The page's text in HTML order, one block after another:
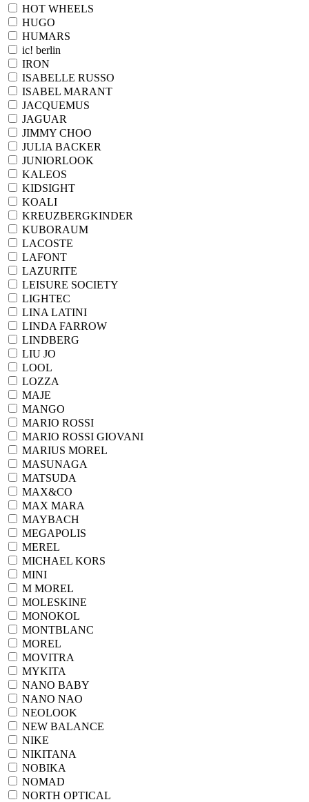
HOT WHEELS
HUGO
HUMARS
ic! berlin
IRON
ISABELLE RUSSO
ISABEL MARANT
JACQUEMUS
JAGUAR
JIMMY CHOO
JULIA BACKER
JUNIORLOOK
KALEOS
KIDSIGHT
KOALI
KREUZBERGKINDER
KUBORAUM
LACOSTE
LAFONT
LAZURITE
LEISURE SOCIETY
LIGHTEC
LINA LATINI
LINDA FARROW
LINDBERG
LIU JO
LOOL
LOZZA
MAJE
MANGO
MARIO ROSSI
MARIO ROSSI GIOVANI
MARIUS MOREL
MASUNAGA
MATSUDA
MAX&CO
MAX MARA
MAYBACH
MEGAPOLIS
MEREL
MICHAEL KORS
MINI
M MOREL
MOLESKINE
MONOKOL
MONTBLANC
MOREL
MOVITRA
MYKITA
NANO BABY
NANO NAO
NEOLOOK
NEW BALANCE
NIKE
NIKITANA
NOBIKA
NOMAD
NORTH OPTICAL